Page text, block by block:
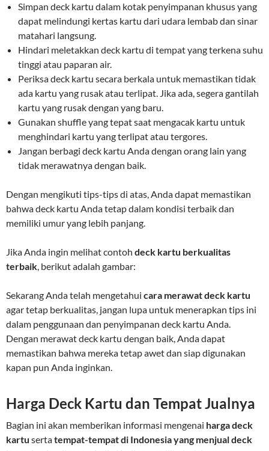
Simpan deck kartu dalam kotak penyimpanan khusus yang
dapat melindungi kertas kartu dari udara lembab dan sinar
matahari langsung.
Hindari meletakkan deck kartu di tempat yang terkena suhu
tinggi atau paparan air.
Periksa deck kartu secara berkala untuk memastikan tidak
ada kartu yang rusak atau terlipat. Jika ada, segera gantilah
kartu yang rusak dengan yang baru.
Gunakan shuffle yang tepat saat mengacak kartu untuk
menghindari kartu yang terlipat atau tergores.
Jangan berbagi deck kartu Anda dengan orang lain yang
tidak merawatnya dengan baik.
Dengan mengikuti tips-tips di atas, Anda dapat memastikan
bahwa deck kartu Anda tetap dalam kondisi terbaik dan
memiliki umur yang lebih panjang.
Jika Anda ingin melihat contoh deck kartu berkualitas
terbaik, berikut adalah gambar:
Sekarang Anda telah mengetahui cara merawat deck kartu
agar tetap berkualitas, jangan lupa untuk menerapkan tips ini
dalam penggunaan dan penyimpanan deck kartu Anda.
Dengan merawat deck kartu dengan baik, Anda dapat
memastikan bahwa mereka tetap awet dan siap digunakan
kapan pun Anda inginkan.
Harga Deck Kartu dan Tempat Jualnya
Bagian ini akan memberikan informasi mengenai harga deck
kartu sertatempat-tempat di Indonesia yang menjual deck